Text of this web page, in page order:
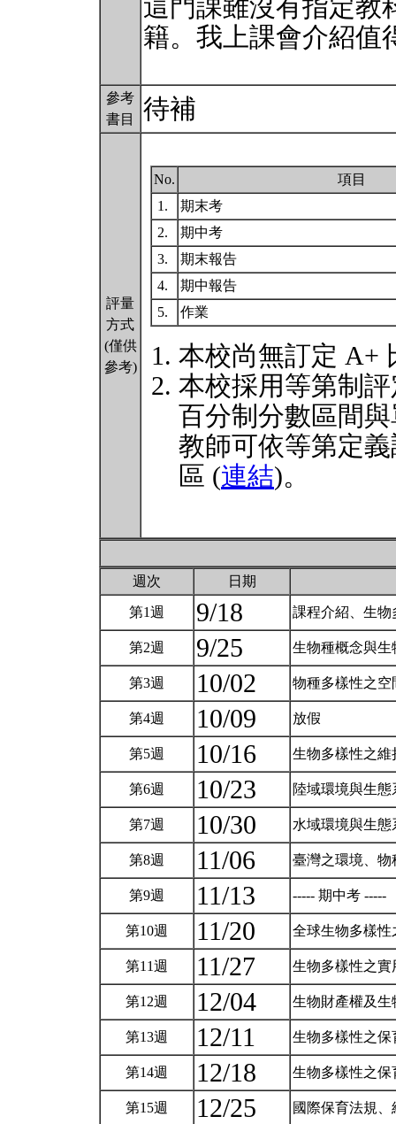
這門課雖沒有指定教
籍。我上課會介紹值
參考
書目
待補
評量
方式
(僅供
參考)
No.
項目
1.
期末考
2.
期中考
3.
期末報告
4.
期中報告
5.
作業
本校尚無訂定 A+
本校採用等第制
百分制分數區間
教師可依等第定
區 (連結)。
週次 日期
第1週 9/18 課程介紹、生
第2週 9/25 生物種概念與
第3週 10/02 物種多樣性之
第4週 10/09 放假
第5週 10/16 生物多樣性之
第6週 10/23 陸域環境與生
第7週 10/30 水域環境與生
第8週 11/06 臺灣之環境、
第9週 11/13 ----- 期中考 -----
第10週 11/20 全球生物多樣
第11週 11/27 生物多樣性之
第12週 12/04 生物財產權及
第13週 12/11 生物多樣性之
第14週 12/18 生物多樣性之
第15週 12/25 國際保育法規